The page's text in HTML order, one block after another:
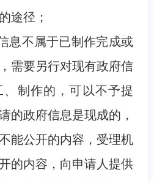
途径；
不属于已制作完成或
需要另行对现有政府信
制作的，可以不予提
的政府信息是现成的，
能公开的内容，受理机
的内容，向申请人提供